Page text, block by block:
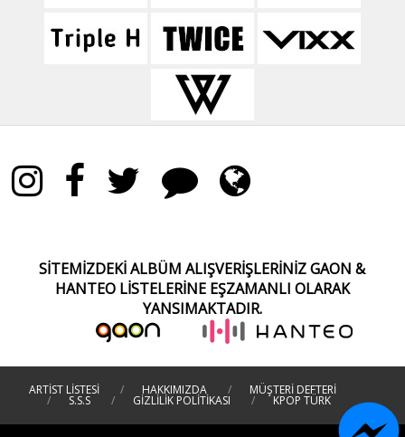
SİTEMİZDEKİ ALBÜM ALIŞVERİŞLERİNİZ GAON &
HANTEO LİSTELERİNE EŞZAMANLI OLARAK
YANSIMAKTADIR.
ARTİST LİSTESİ / HAKKIMIZDA / MÜŞTERİ DEFTERİ
/ S.S.S / GİZLİLİK POLİTİKASI / KPOP TÜRK